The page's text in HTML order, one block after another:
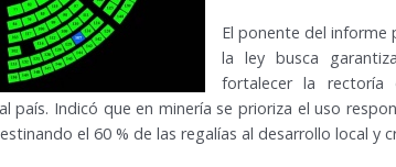
El ponente del informe
la ley busca
fortalecer la rectoría
país. Indicó que en minería se prioriza el uso
el 60 % de las regalías al desarrollo local y